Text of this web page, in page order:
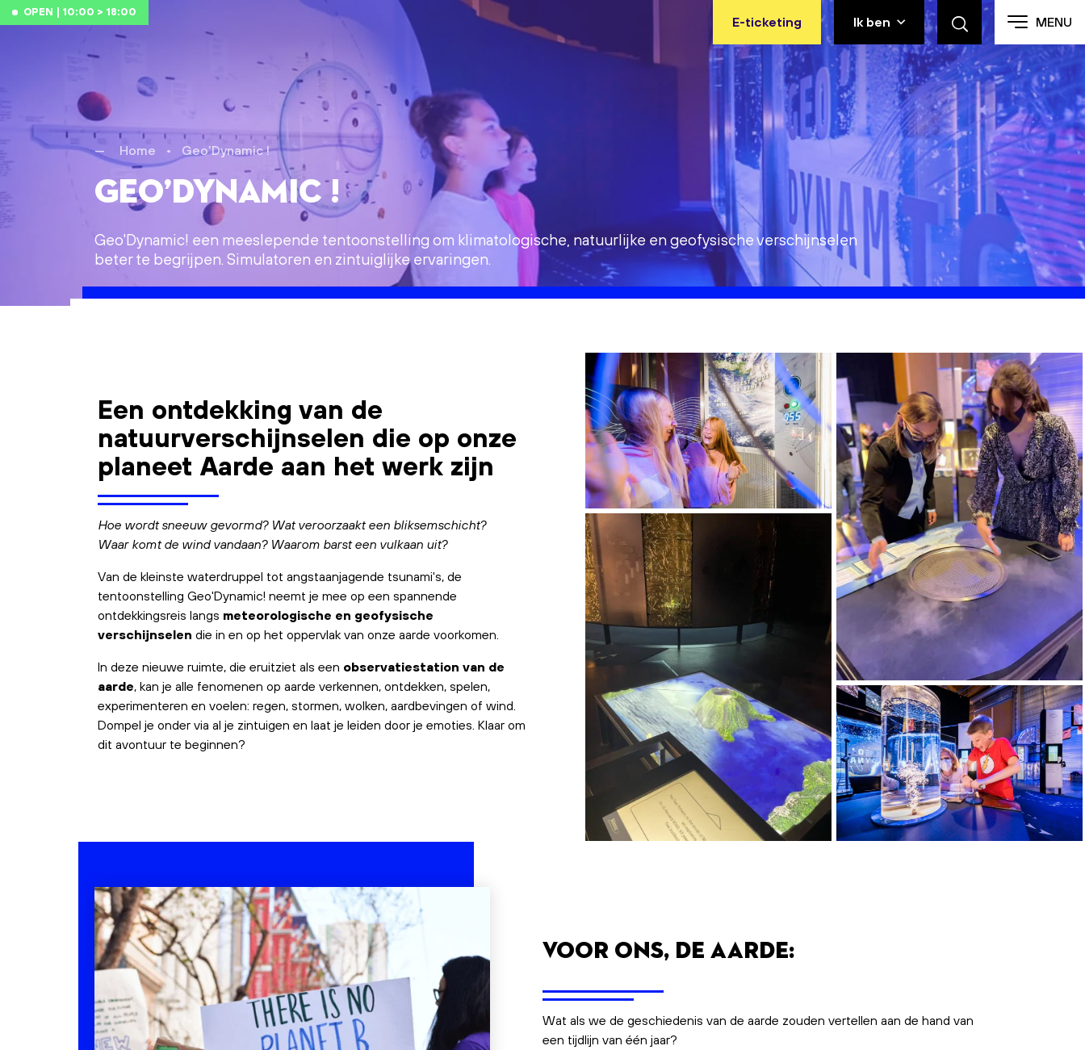
Skip to main content
OPEN | 10:00 > 18:00
E-ticketing Ik ben MENU
Geo’Dynamic !
Geo'Dynamic! een meeslepende tentoonstelling om klimatologische, natuurlijke en geofysische verschijnselen
beter te begrijpen. Simulatoren en zintuiglijke ervaringen.
Home • Geo’Dynamic !
Een ontdekking van de
natuurverschijnselen die op onze
planeet Aarde aan het werk zijn
Hoe wordt sneeuw gevormd? Wat veroorzaakt een bliksemschicht?
Waar komt de wind vandaan? Waarom barst een vulkaan uit?
Van de kleinste waterdruppel tot angstaanjagende tsunami's, de
tentoonstelling Geo'Dynamic! neemt je mee op een spannende
ontdekkingsreis langs meteorologische en geofysische
verschijnselen die in en op het oppervlak van onze aarde voorkomen.
In deze nieuwe ruimte, die eruitziet als een observatiestation van de
aarde, kan je alle fenomenen op aarde verkennen, ontdekken, spelen,
experimenteren en voelen: regen, stormen, wolken, aardbevingen of wind.
Dompel je onder via al je zintuigen en laat je leiden door je emoties. Klaar om
dit avontuur te beginnen?
Voor ons, de aarde:
Wat als we de geschiedenis van de aarde zouden vertellen aan de hand van
een tijdlijn van één jaar?